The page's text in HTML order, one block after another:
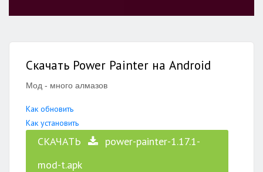
Скачать Power Painter на Android
Мод - много алмазов
Как обновить
Как установить
СКАЧАТЬ
power-painter-1.17.1-
mod-t.apk